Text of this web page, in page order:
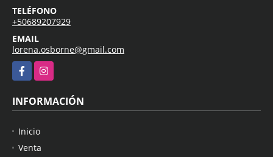
TELÉFONO
+50689207929
EMAIL
lorena.osborne@gmail.com
FacebookInstagram
INFORMACIÓN
Inicio
Venta